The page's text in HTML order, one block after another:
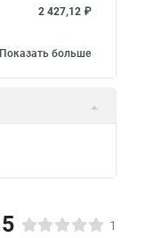
2 427,12 ₽
Показать больше
5 1